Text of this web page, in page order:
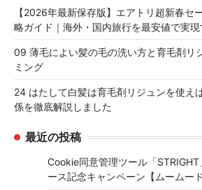
【2026年最新保存版】エアトリ超新春セ
略ガイド｜海外・国内旅行を最安値で実
09 薄毛によい髪の毛の洗い方と育毛剤リ
ミング
24 はたして白髪は育毛剤リジュンを使え
係を徹底解説しました
最近の投稿
Cookie同意管理ツール「
ース記念キャンペーン【ムームー